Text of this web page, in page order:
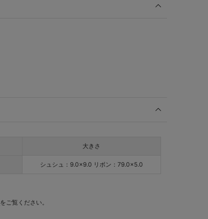
大きさ
シュシュ：9.0×9.0 リボン：79.0×5.0
をご覧ください。